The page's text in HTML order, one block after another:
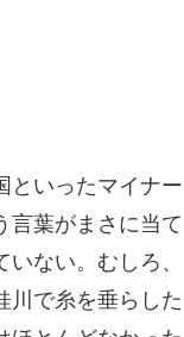
といったマイナー
言葉がまさに当て
ない。むしろ、
川で糸を垂らした